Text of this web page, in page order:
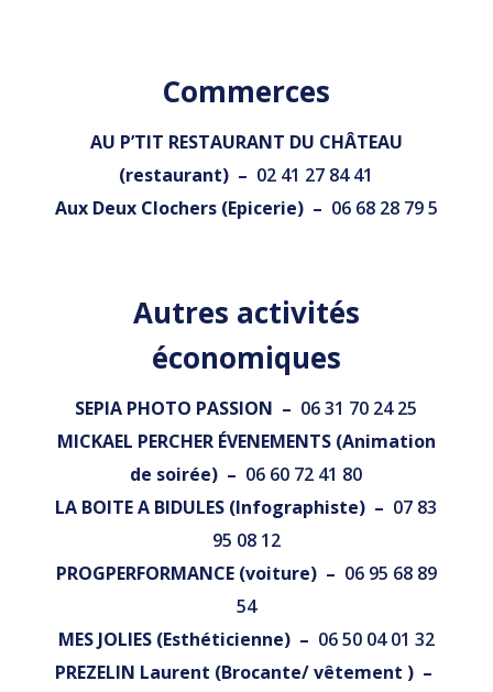
Commerces
AU P’TIT RESTAURANT DU CHÂTEAU
(restaurant) – 02 41 27 84 41
Aux Deux Clochers (Epicerie) – 06 68 28 79 5
Autres activités
économiques
SEPIA PHOTO PASSION – 06 31 70 24 25
MICKAEL PERCHER ÉVENEMENTS (Animation
de soirée) – 06 60 72 41 80
LA BOITE A BIDULES (Infographiste) – 07 83
95 08 12
PROGPERFORMANCE (voiture) – 06 95 68 89
54
MES JOLIES (Esthéticienne) – 06 50 04 01 32
PREZELIN Laurent (Brocante/ vêtement ) –